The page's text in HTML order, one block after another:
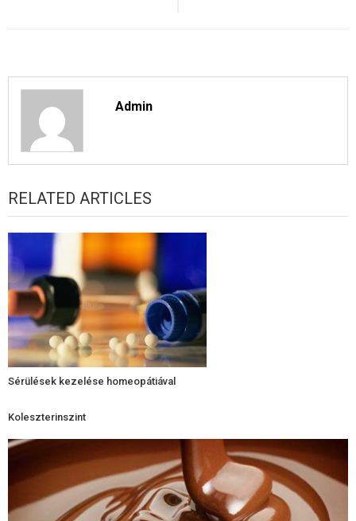
Admin
RELATED ARTICLES
Sérülések kezelése homeopátiával
Koleszterinszint